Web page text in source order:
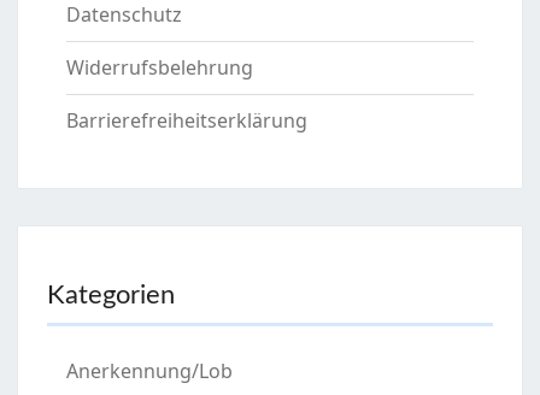
Datenschutz
Widerrufsbelehrung
Barrierefreiheitserklärung
Kategorien
Anerkennung/Lob